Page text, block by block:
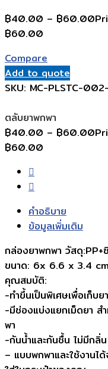
฿40.00 – ฿60.00
฿60.00
Compare
Add to quote
SKU: MC-PLSTC-
ตลับยาพกพา
฿40.00 – ฿60.00
฿60.00
คำอธิบาย
ข้อมูลเพิ่มเติม
กล่องยาพกพา วัสดุ:PP+
ขนาด: 6x 6.6 x 3.4
คุณสมบัติ:
-ทำขึ้นเป็นพิเศษเพื่อเก็บ
-มีช่องแบ่งแยกเม็ดยา ส
พา
-กันน้ำและกันชื้น ไม่มีกลิ่
– แบบพกพาและใช้งานไ